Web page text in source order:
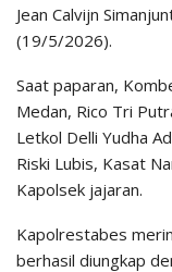
Jean Calvijn
(19/5/2026).
Saat paparan,
Medan, Rico Tri
Letkol Delli Yudha
Riski Lubis, Kasat
Kapolsek jajaran.
Kapolrestabes
berhasil diungkap